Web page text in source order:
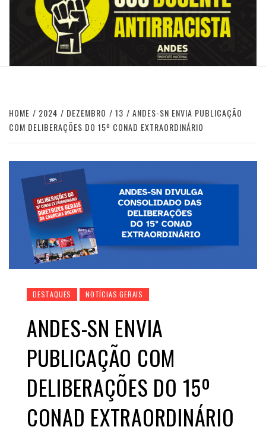
HOME 2024 DEZEMBRO 13
ANDES-SN ENVIA PUBLICAÇÃO
COM DELIBERAÇÕES DO 15º CONAD EXTRAORDINÁRIO
DESTAQUES NOTÍCIAS GERAIS
ANDES-SN ENVIA
PUBLICAÇÃO COM
DELIBERAÇÕES DO 15º
CONAD EXTRAORDINÁRIO